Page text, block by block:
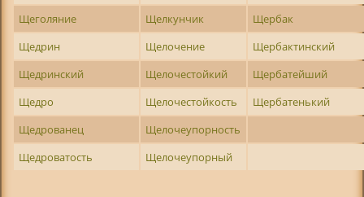
Щеголяние
Щелкунчик
Щербак
Щедрин
Щелочение
Щербактинский
Щедринский
Щелочестойкий
Щербатейший
Щедро
Щелочестойкость
Щербатенький
Щедрованец
Щелочеупорность
Щедроватость
Щелочеупорный